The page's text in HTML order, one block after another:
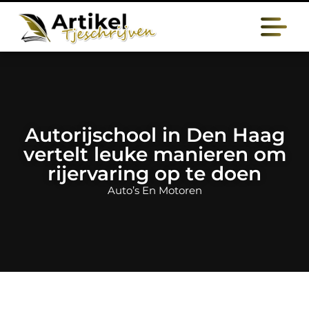
Autorijschool in Den Haag
vertelt leuke manieren om
rijervaring op te doen
Auto’s En Motoren